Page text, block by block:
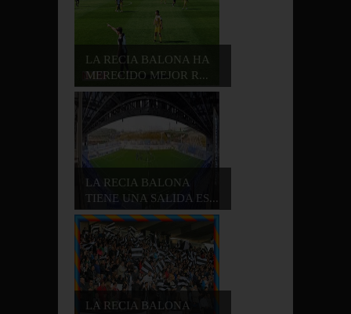
LA RECIA BALONA HA
MERECIDO MEJOR R...
LA RECIA BALONA
TIENE UNA SALIDA ES...
LA RECIA BALONA